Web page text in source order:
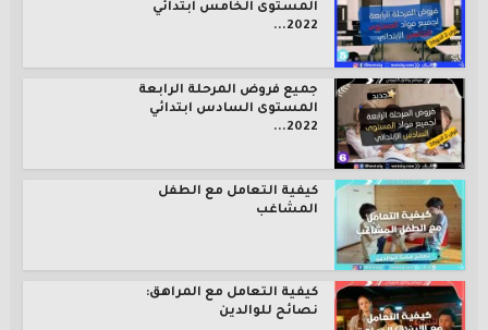
المستوى الخامس ابتدائي
2022...
جميع فروض المرحلة الرابعة
المستوى السادس ابتدائي
2022...
كيفية التعامل مع الطفل
المشاغب
كيفية التعامل مع المراهق:
نصائح للوالدين